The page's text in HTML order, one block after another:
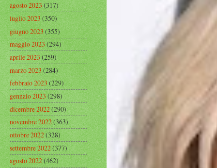
agosto 2023(317)
luglio 2023(350)
giugno 2023(355)
maggio 2023(294)
aprile 2023(259)
marzo 2023(284)
febbraio 2023(229)
gennaio 2023(298)
dicembre 2022(290)
novembre 2022(363)
ottobre 2022(328)
settembre 2022(377)
agosto 2022(462)